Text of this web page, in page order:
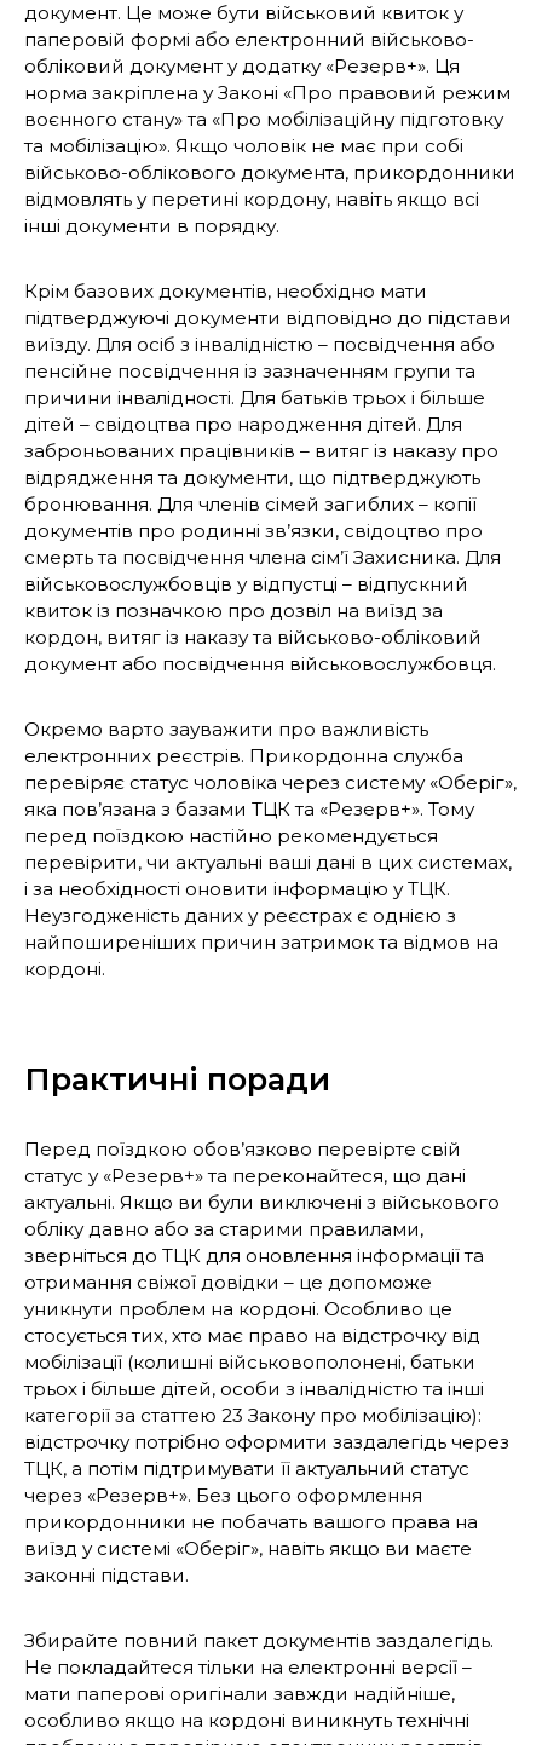
документ. Це може бути військовий квиток у
паперовій формі або електронний військово-
обліковий документ у додатку «Резерв+». Ця
норма закріплена у Законі «Про правовий режим
воєнного стану» та «Про мобілізаційну підготовку
та мобілізацію». Якщо чоловік не має при собі
військово-облікового документа, прикордонники
відмовлять у перетині кордону, навіть якщо всі
інші документи в порядку.
Крім базових документів, необхідно мати
підтверджуючі документи відповідно до підстави
виїзду. Для осіб з інвалідністю – посвідчення або
пенсійне посвідчення із зазначенням групи та
причини інвалідності. Для батьків трьох і більше
дітей – свідоцтва про народження дітей. Для
заброньованих працівників – витяг із наказу про
відрядження та документи, що підтверджують
бронювання. Для членів сімей загиблих – копії
документів про родинні зв’язки, свідоцтво про
смерть та посвідчення члена сім’ї Захисника. Для
військовослужбовців у відпустці – відпускний
квиток із позначкою про дозвіл на виїзд за
кордон, витяг із наказу та військово-обліковий
документ або посвідчення військовослужбовця.
Окремо варто зауважити про важливість
електронних реєстрів. Прикордонна служба
перевіряє статус чоловіка через систему «Оберіг»,
яка пов’язана з базами ТЦК та «Резерв+». Тому
перед поїздкою настійно рекомендується
перевірити, чи актуальні ваші дані в цих системах,
і за необхідності оновити інформацію у ТЦК.
Неузгодженість даних у реєстрах є однією з
найпоширеніших причин затримок та відмов на
кордоні.
Практичні поради
Перед поїздкою обов’язково перевірте свій
статус у «Резерв+» та переконайтеся, що дані
актуальні. Якщо ви були виключені з військового
обліку давно або за старими правилами,
зверніться до ТЦК для оновлення інформації та
отримання свіжої довідки – це допоможе
уникнути проблем на кордоні. Особливо це
стосується тих, хто має право на відстрочку від
мобілізації (колишні військовополонені, батьки
трьох і більше дітей, особи з інвалідністю та інші
категорії за статтею 23 Закону про мобілізацію):
відстрочку потрібно оформити заздалегідь через
ТЦК, а потім підтримувати її актуальний статус
через «Резерв+». Без цього оформлення
прикордонники не побачать вашого права на
виїзд у системі «Оберіг», навіть якщо ви маєте
законні підстави.
Збирайте повний пакет документів заздалегідь.
Не покладайтеся тільки на електронні версії –
мати паперові оригінали завжди надійніше,
особливо якщо на кордоні виникнуть технічні